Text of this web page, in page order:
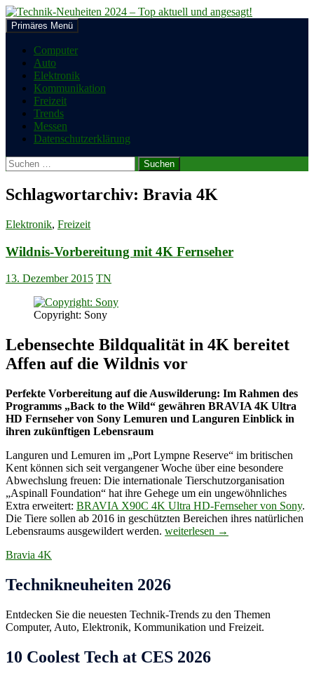
Zum
Inhalt
springen
Technik-Neuheiten 2024 – Top
aktuell und angesagt!
Suchen
Primäres Menü
Computer
Auto
Elektronik
Kommunikation
Freizeit
Trends
Messen
Datenschutzerklärung
Suchen
nach:
Schlagwortarchiv: Bravia 4K
Elektronik, Freizeit
Wildnis-Vorbereitung mit 4K Fernseher
13. Dezember 2015 TN
Copyright: Sony
Lebensechte Bildqualität in 4K bereitet
Affen auf die Wildnis vor
Perfekte Vorbereitung auf die Auswilderung: Im Rahmen des
Programms „Back to the Wild“ gewähren BRAVIA 4K Ultra
HD Fernseher von Sony Lemuren und Languren Einblick in
ihren zukünftigen Lebensraum
Languren und Lemuren im „Port Lympne Reserve“ im britischen
Kent können sich seit vergangener Woche über eine besondere
Abwechslung freuen: Die internationale Tierschutzorganisation
„Aspinall Foundation“ hat ihre Gehege um ein ungewöhnliches
Extra erweitert: BRAVIA X90C 4K Ultra HD-Fernseher von Sony.
Die Tiere sollen ab 2016 in geschützten Bereichen ihres natürlichen
Lebensraums ausgewildert werden. Wildnis-
Fernseher
weiterlesen →
Bravia 4K
Technikneuheiten 2026
Entdecken Sie die neuesten Technik-Trends zu den Themen
Computer, Auto, Elektronik, Kommunikation und Freizeit.
10 Coolest Tech at CES 2026